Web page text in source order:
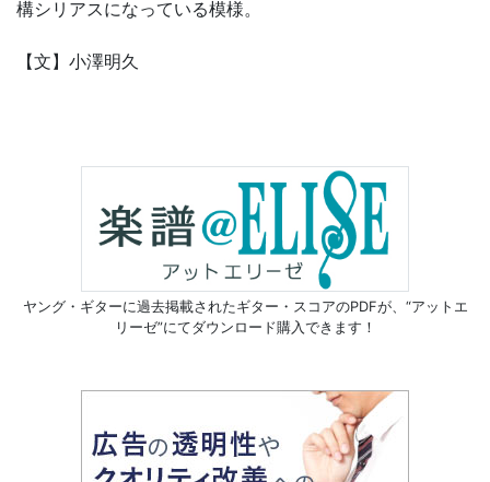
構シリアスになっている模様。
【文】小澤明久
ヤング・ギターに過去掲載されたギター・スコアのPDFが、 “アットエ
リーゼ”にてダウンロード購入できます！